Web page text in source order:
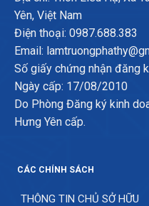
Yên, Việt Nam
Điện thoại: 0987.688.383
Email:
Số giấy chứng nhận đăng
Ngày cấp: 17/08/2010
Do Phòng Đăng ký kinh
Hưng Yên cấp.
CÁC CHÍNH SÁCH
THÔNG TIN CHỦ SỞ HỮU